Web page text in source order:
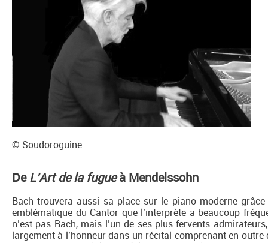
© Soudoroguine
DeL’Art de la fugueà Mendelssohn
Bach trouvera aussi sa place sur le piano moderne
emblématique du Cantor que l’interprète a beaucoup
n’est pas Bach, mais l’un de ses plus fervents
largement à l’honneur dans un récital comprenant en